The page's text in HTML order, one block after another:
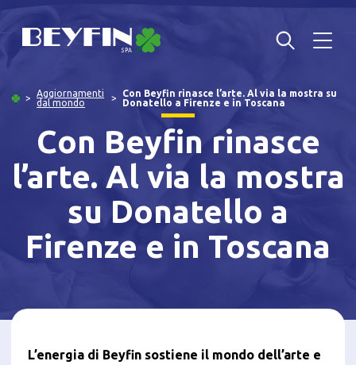
Aggiornamenti
dal mondo
Con Beyfin rinasce l’arte. Al via la mostra su
Donatello a Firenze e in Toscana
Con Beyfin rinasce
l’arte. Al via la mostra
su Donatello a
Firenze e in Toscana
L’energia di Beyfin sostiene il mondo dell’arte e